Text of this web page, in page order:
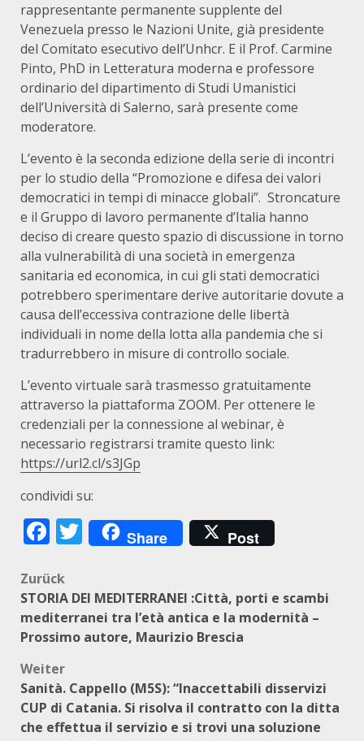
rappresentante permanente supplente del
Venezuela presso le Nazioni Unite, già presidente
del Comitato esecutivo dell’Unhcr. E il Prof. Carmine
Pinto, PhD in Letteratura moderna e professore
ordinario del dipartimento di Studi Umanistici
dell’Università di Salerno, sarà presente come
moderatore.
L’evento è la seconda edizione della serie di incontri
per lo studio della “Promozione e difesa dei valori
democratici in tempi di minacce globali”. Stroncature
e il Gruppo di lavoro permanente d’Italia hanno
deciso di creare questo spazio di discussione in torno
alla vulnerabilità di una società in emergenza
sanitaria ed economica, in cui gli stati democratici
potrebbero sperimentare derive autoritarie dovute a
causa dell’eccessiva contrazione delle libertà
individuali in nome della lotta alla pandemia che si
tradurrebbero in misure di controllo sociale.
L’evento virtuale sarà trasmesso gratuitamente
attraverso la piattaforma ZOOM. Per ottenere le
credenziali per la connessione al webinar, è
necessario registrarsi tramite questo link:
https://url2.cl/s3JGp
condividi su:
Facebook
Twitter
Share Post
Beitragsnavigation
Zurück
STORIA DEI MEDITERRANEI :Città, porti e scambi
mediterranei tra l’età antica e la modernità –
Prossimo autore, Maurizio Brescia
Weiter
Sanità. Cappello (M5S): “Inaccettabili disservizi
CUP di Catania. Si risolva il contratto con la ditta
che effettua il servizio e si trovi una soluzione